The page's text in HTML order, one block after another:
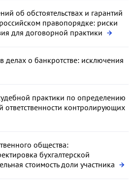
об обстоятельствах и гарантий
правопорядке: риски
для договорной практики
делах о банкротстве: исключения
практики по определению
ответственности контролирующих
общества:
бухгалтерской
стоимость доли участника